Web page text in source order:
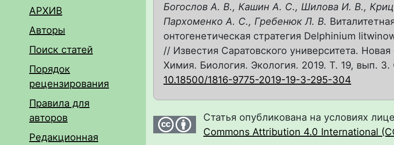
АРХИВ
Авторы
Поиск статей
Порядок
рецензирования
Правила для
авторов
Редакционная
Богослов А. В., Кашин А. С., Шилова И. В.,
Пархоменко А. С., Гребенюк Л. В.
онтогенетическая стратегия Delphinium
// Известия Саратовского университета.
Химия. Биология. Экология. 2019. Т. 19, вып.
10.18500/1816-9775-2019-19-3-295-304
Статья опубликована на условиях
Commons Attribution 4.0 International